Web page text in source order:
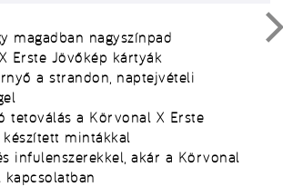
magadban nagyszínpad
Erste Jövőkép kártyák
a strandon, naptejvételi
tetoválás a Körvonal X Erste
mintákkal
infulenszerekkel, akár a Körvonal
kapcsolatban